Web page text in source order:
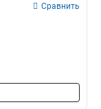
Сравнить